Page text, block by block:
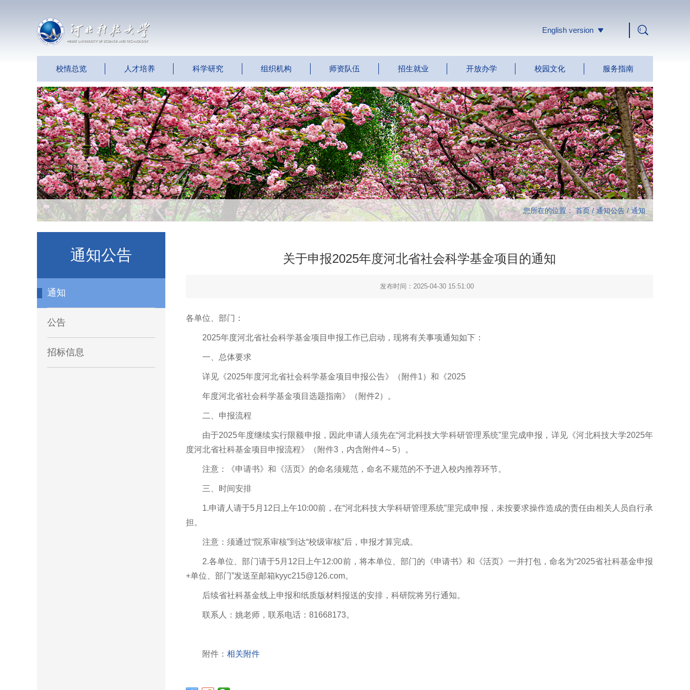
English version
校情总览 人才培养 科学研究 组织机构 师资队伍 招生就业 开放办学 校园文化 服务指南
您所在的位置：首页/通知公告 /通知
通知公告
通知
公告
招标信息
关于申报2025年度河北省社会科学基金项目的通知
发布时间：2025-04-30 15:51:00
各单位、部门：
2025年度河北省社会科学基金项目申报工作已启动，现将有关事项通知如下：
一、总体要求
详见《2025年度河北省社会科学基金项目申报公告》（附件1）和《2025
年度河北省社会科学基金项目选题指南》（附件2）。
二、申报流程
由于2025年度继续实行限额申报，因此申请人须先在“河北科技大学科研管理系统”里完成申报，详见《河北科技大学2025年
度河北省社科基金项目申报流程》（附件3，内含附件4～5）。
注意：《申请书》和《活页》的命名须规范，命名不规范的不予进入校内推荐环节。
三、时间安排
1.申请人请于5月12日上午10:00前，在“河北科技大学科研管理系统”里完成申报，未按要求操作造成的责任由相关人员自行承
担。
注意：须通过“院系审核”到达“校级审核”后，申报才算完成。
2.各单位、部门请于5月12日上午12:00前，将本单位、部门的《申请书》和《活页》一并打包，命名为“2025省社科基金申报
+单位、部门”发送至邮箱kyyc215@126.com。
后续省社科基金线上申报和纸质版材料报送的安排，科研院将另行通知。
联系人：姚老师，联系电话：81668173。
附件： 相关附件